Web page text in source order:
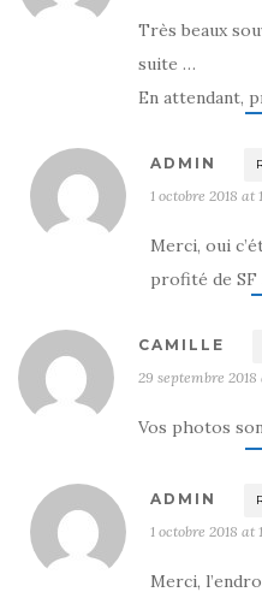
Très beaux
suite …
En attendant,
ADMIN
1 octobre 2018 at
Merci, oui
profité de
CAMILLE
29 septembre
Vos photos
ADMIN
1 octobre 2018
Merci,